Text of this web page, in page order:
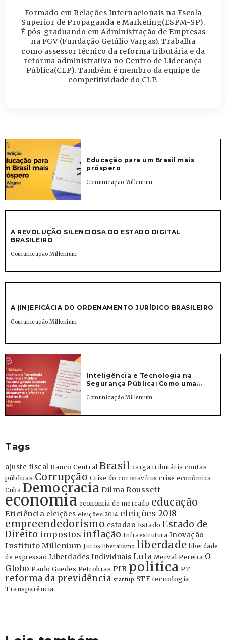
Formado em Relações Internacionais na Escola
Superior de Propaganda e Marketing(ESPM-SP).
É pós-graduando em Administração de Empresas
na FGV (Fundação Getúlio Vargas). Trabalha
como assessor técnico da reforma tributária e da
reforma administrativa no Centro de Liderança
Pública(CLP). Também é membro da equipe de
competitividade do CLP.
Educação para um Brasil mais
próspero
Comunicação Millenium
A REVOLUÇÃO SILENCIOSA DO ESTADO DIGITAL
BRASILEIRO
Comunicação Millenium
A (IN)EFICÁCIA DO ORDENAMENTO JURÍDICO BRASILEIRO
Comunicação Millenium
Inteligência e Tecnologia na
Segurança Pública: Como uma...
Comunicação Millenium
Tags
ajuste fiscal Banco Central Brasil carga tributária contas
públicas Corrupção Crise do coronavírus crise econômica
Cuba Democracia Dilma Rousseff
economia economia de mercado educação
Eficiência eleições eleições 2014 eleições 2018
empreendedorismo estadao Estado Estado de
Direito impostos inflação Infraestrutura Inovação
Instituto Millenium Juros liberalismo liberdade liberdade
de expressão Liberdades Individuais Lula Merval Pereira O
Globo Paulo Guedes Petrobras PIB politica PT
reforma da previdência startup STF tecnologia
Transparência